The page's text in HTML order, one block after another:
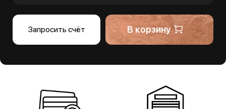
Запросить счёт В корзину